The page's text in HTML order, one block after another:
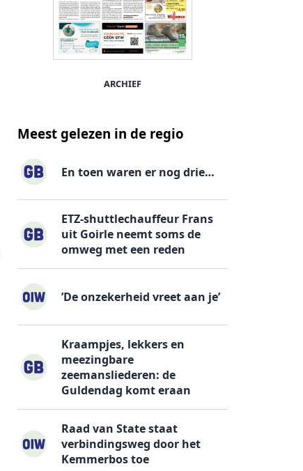
ARCHIEF
Meest gelezen in de regio
En toen waren er nog drie…
ETZ-shuttlechauffeur Frans
uit Goirle neemt soms de
omweg met een reden
’De onzekerheid vreet aan je’
Kraampjes, lekkers en
meezingbare
zeemansliederen: de
Guldendag komt eraan
Raad van State staat
verbindingsweg door het
Kemmerbos toe